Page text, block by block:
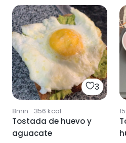
3
8min · 356 kcal
Tostada de huevo y
aguacate